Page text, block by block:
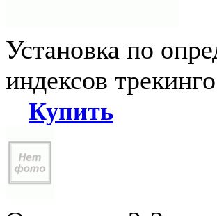
Установка по
индексов
Купить